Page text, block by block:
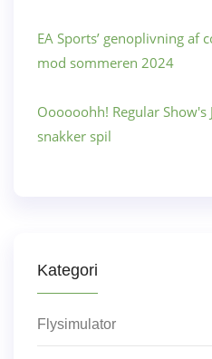
EA Sports’ genoplivning af
mod sommeren 2024
Oooooohh! Regular Show's
snakker spil
Kategori
Flysimulator